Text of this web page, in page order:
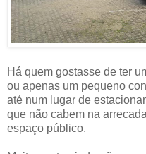
Há quem gostasse de ter
ou apenas um pequeno
até num lugar de
que não cabem na
espaço público.